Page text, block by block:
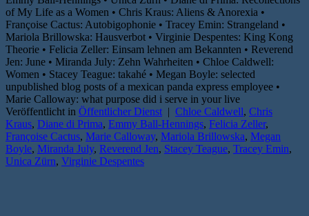
of My Life as a Women • Chris Kraus: Aliens & Anorexia •
Françoise Cactus: Autobigophonie • Tracey Emin: Strangeland •
Mariola Brillowska: Hausverbot • Virginie Despentes: King Kong
Theorie • Felicia Zeller: Einsam lehnen am Bekannten • Reverend
Jen: June • Miranda July: Zehn Wahrheiten • Chloe Caldwell:
Women • Stacey Teague: takahé • Megan Boyle: selected
unpublished blog posts of a mexican panda express employee •
Marie Calloway: what purpose did i serve in your live
Veröffentlicht in Öffentlicher Dienst | Chloe Caldwell, Chris
Kraus, Diane di Prima, Emmy Ball-Hennings, Felicia Zeller,
Françoise Cactus, Marie Calloway, Mariola Brillowska, Megan
Boyle, Miranda July, Reverend Jen, Stacey Teague, Tracey Emin,
Unica Zürn, Virginie Despentes